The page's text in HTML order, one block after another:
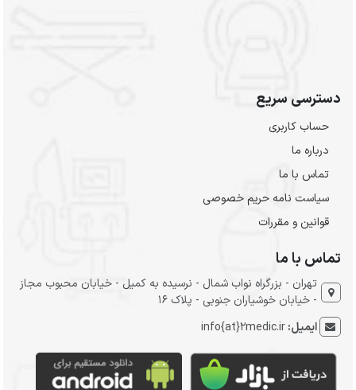
دسترسی سریع
حساب کاربری
درباره ما
تماس با ما
سیاست نامه حریم خصوصی
قوانین و مقررات
تماس با ما
تهران - بزرگراه نواب شمال - نرسیده به کمیل - خیابان محبوب مجاز
- خیابان خوشیاران جنوبی - پلاک 16
ایمیل:info{at}2medic.ir